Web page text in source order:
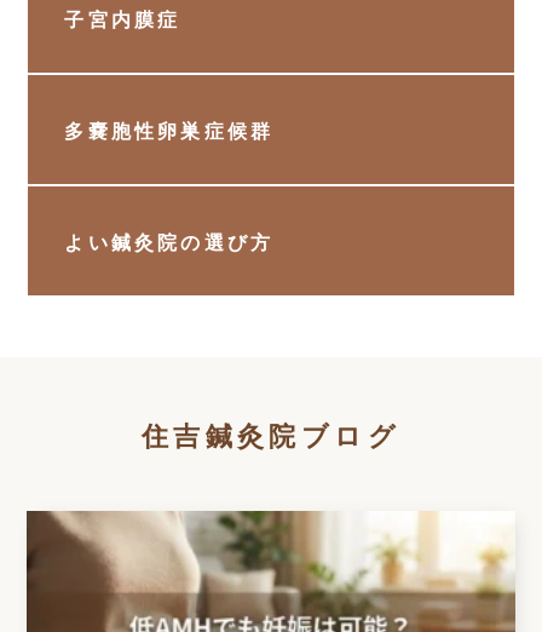
子宮内膜症
多嚢胞性卵巣症候群
よい鍼灸院の選び方
住吉鍼灸院ブログ